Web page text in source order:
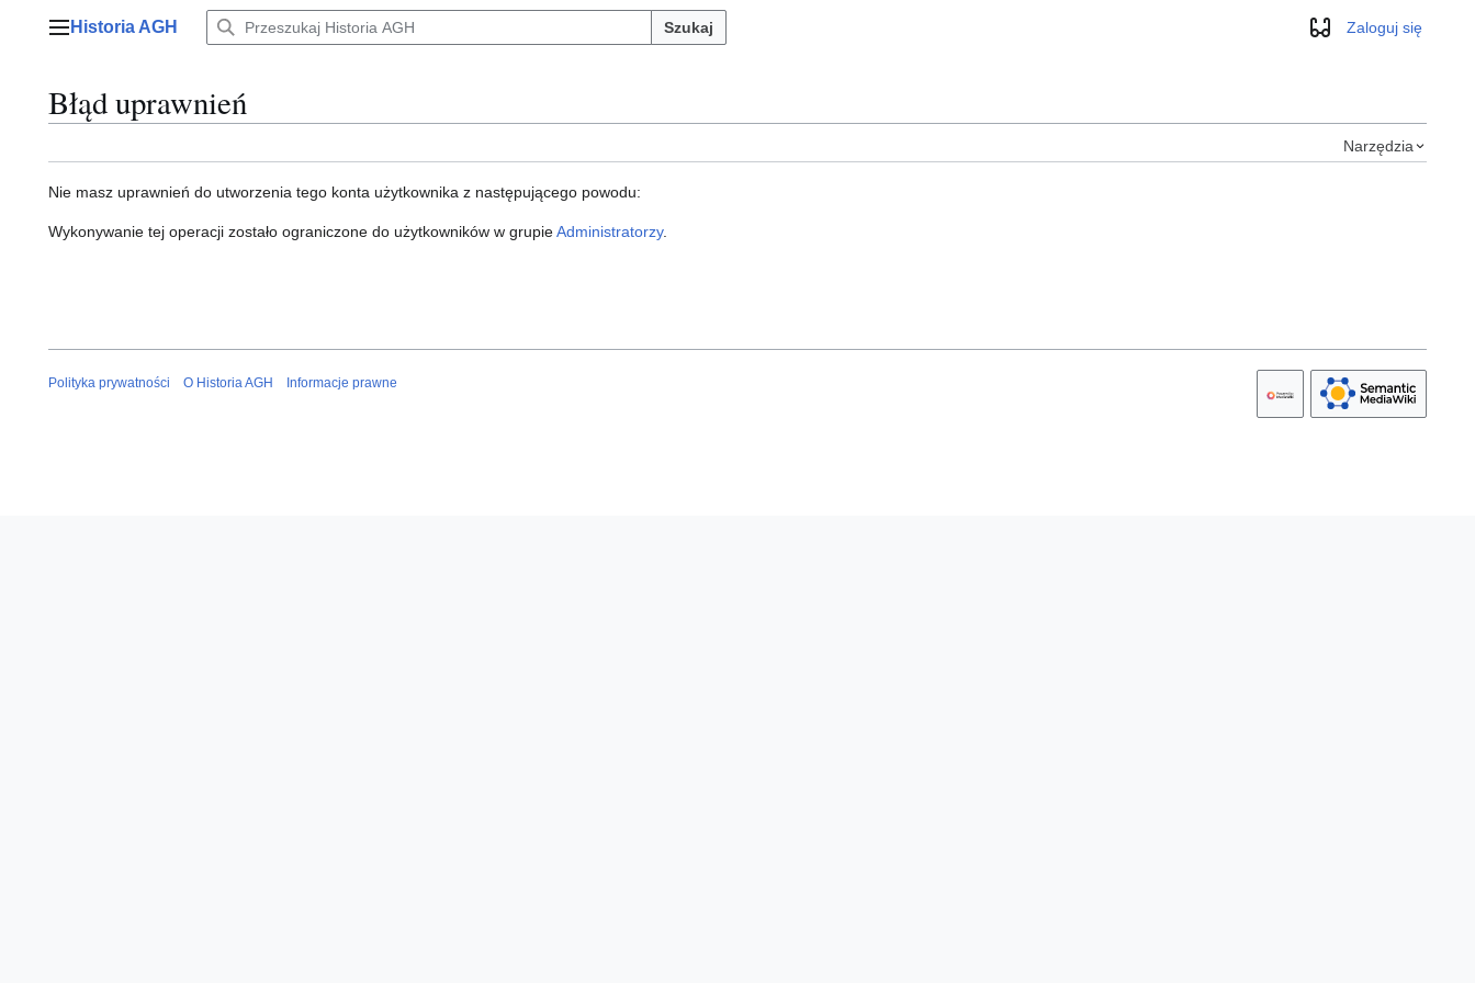
Menu główne
Historia AGH Szukaj WyglądZaloguj się
Błąd uprawnień
Narzędzia
Nie masz uprawnień do utworzenia tego konta użytkownika z następującego powodu:
Wykonywanie tej operacji zostało ograniczone do użytkowników w grupieAdministratorzy.
Polityka prywatności O Historia AGH Informacje prawne